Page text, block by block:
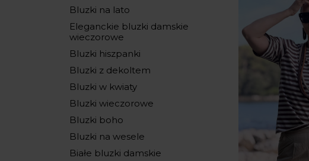
Bluzki na lato
Eleganckie bluzki damskie
wieczorowe
Bluzki hiszpanki
Bluzki z dekoltem
Bluzki w kwiaty
Bluzki wieczorowe
Bluzki boho
Bluzki na wesele
Białe bluzki damskie